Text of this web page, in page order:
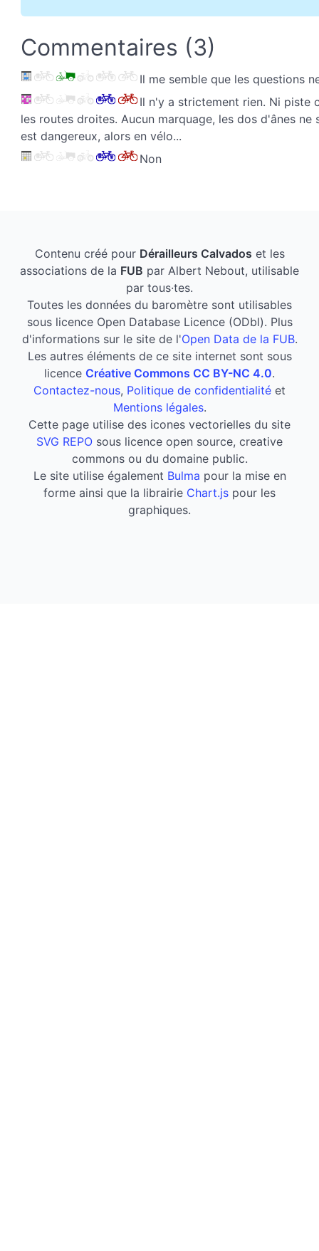
Commentaires (3)
Il me semble que les questions
Il n'y a strictement rien. Ni piste
les routes droites. Aucun marquage, les dos d'ânes
est dangereux, alors en vélo...
Non
Contenu créé pour Dérailleurs Calvados et les
associations de la FUB par Albert Nebout, utilisable
par tous·tes.
Toutes les données du baromètre sont utilisables
sous licence Open Database Licence (ODbl). Plus
d'informations sur le site de l'Open Data de la FUB.
Les autres éléments de ce site internet sont sous
licence Créative Commons CC BY-NC 4.0.
Contactez-nous, Politique de confidentialité et
Mentions légales.
Cette page utilise des icones vectorielles du site
SVG REPO sous licence open source, creative
commons ou du domaine public.
Le site utilise également Bulma pour la mise en
forme ainsi que la librairie Chart.js pour les
graphiques.